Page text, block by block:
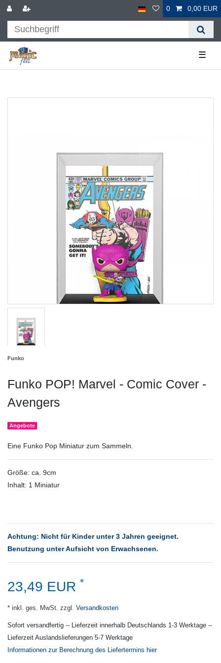
0 0,00 EUR
☰
Funko
Funko POP! Marvel - Comic Cover -
Avengers
Angebote
Eine Funko Pop Miniatur zum Sammeln.
Größe: ca. 9cm
Inhalt: 1 Miniatur
Achtung: Nicht für Kinder unter 3 Jahren geeignet.
Benutzung unter Aufsicht von Erwachsenen.
23,49 EUR *
* inkl. ges. MwSt. zzgl. Versandkosten
Sofort versandfertig -- Lieferzeit innerhalb Deutschlands 1-3 Werktage --
Lieferzeit Auslandslieferungen 5-7 Werktage
Informationen zur Berechnung des Liefertermins hier